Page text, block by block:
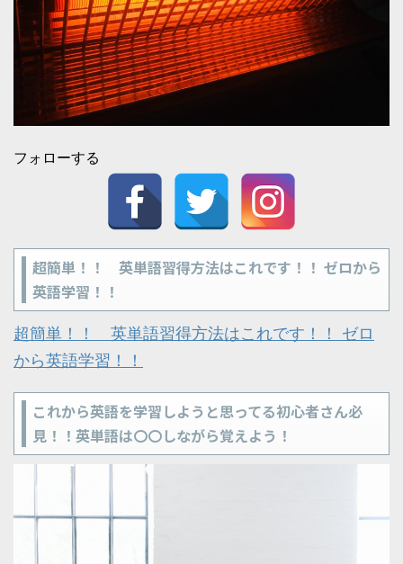
フォローする
超簡単！！ 英単語習得方法はこれです！！ ゼロから
英語学習！！
超簡単！！ 英単語習得方法はこれです！！ ゼロ
から英語学習！！
これから英語を学習しようと思ってる初心者さん必
見！！英単語は〇〇しながら覚えよう！